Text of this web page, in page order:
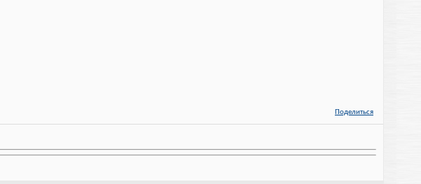
Поделиться